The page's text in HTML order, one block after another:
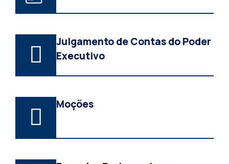
Julgamento de Contas do Poder
Executivo
Moções